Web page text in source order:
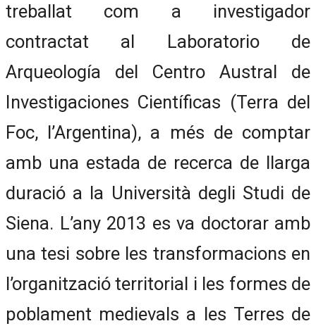
treballat com a investigador
contractat al Laboratorio de
Arqueología del Centro Austral de
Investigaciones Científicas (Terra del
Foc, l’Argentina), a més de comptar
amb una estada de recerca de llarga
duració a la Università degli Studi de
Siena. L’any 2013 es va doctorar amb
una tesi sobre les transformacions en
l’organització territorial i les formes de
poblament medievals a les Terres de